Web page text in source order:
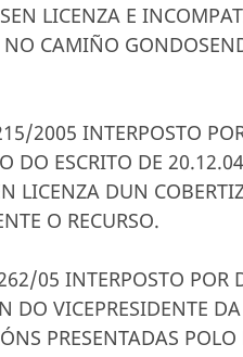
LICENZA E
CAMIÑO
2005 INTERPOSTO
DO ESCRITO DE
LICENZA DUN
O RECURSO.
05 INTERPOSTO POR
DO VICEPRESIDENTE
PRESENTADAS POLO